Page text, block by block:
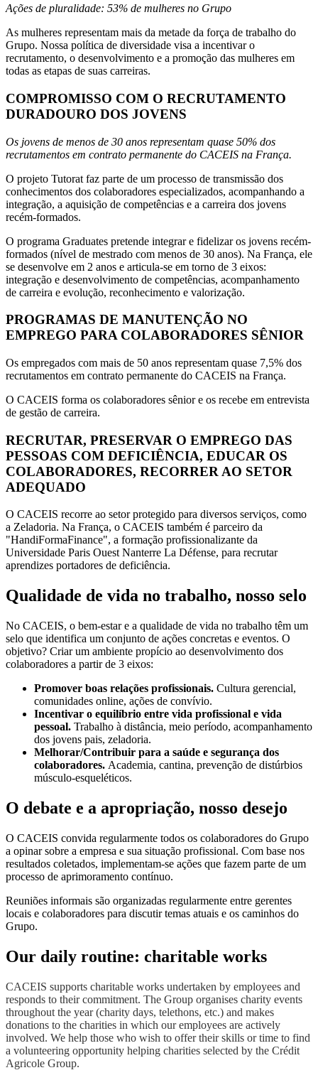
Ações de pluralidade: 53% de mulheres no Grupo
As mulheres representam mais da metade da força de trabalho do
Grupo. Nossa política de diversidade visa a incentivar o
recrutamento, o desenvolvimento e a promoção das mulheres em
todas as etapas de suas carreiras.
COMPROMISSO COM O RECRUTAMENTO
DURADOURO DOS JOVENS
Os jovens de menos de 30 anos representam quase 50% dos
recrutamentos em contrato permanente do CACEIS na França.
O projeto Tutorat faz parte de um processo de transmissão dos
conhecimentos dos colaboradores especializados, acompanhando a
integração, a aquisição de competências e a carreira dos jovens
recém-formados.
O programa Graduates pretende integrar e fidelizar os jovens recém-
formados (nível de mestrado com menos de 30 anos). Na França, ele
se desenvolve em 2 anos e articula-se em torno de 3 eixos:
integração e desenvolvimento de competências, acompanhamento
de carreira e evolução, reconhecimento e valorização.
PROGRAMAS DE MANUTENÇÃO NO
EMPREGO PARA COLABORADORES SÊNIOR
Os empregados com mais de 50 anos representam quase 7,5% dos
recrutamentos em contrato permanente do CACEIS na França.
O CACEIS forma os colaboradores sênior e os recebe em entrevista
de gestão de carreira.
RECRUTAR, PRESERVAR O EMPREGO DAS
PESSOAS COM DEFICIÊNCIA, EDUCAR OS
COLABORADORES, RECORRER AO SETOR
ADEQUADO
O CACEIS recorre ao setor protegido para diversos serviços, como
a Zeladoria. Na França, o CACEIS também é parceiro da
"HandiFormaFinance", a formação profissionalizante da
Universidade Paris Ouest Nanterre La Défense, para recrutar
aprendizes portadores de deficiência.
Qualidade de vida no trabalho, nosso selo
No CACEIS, o bem-estar e a qualidade de vida no trabalho têm um
selo que identifica um conjunto de ações concretas e eventos. O
objetivo? Criar um ambiente propício ao desenvolvimento dos
colaboradores a partir de 3 eixos:
Promover boas relações profissionais. Cultura gerencial,
comunidades online, ações de convívio.
Incentivar o equilíbrio entre vida profissional e vida
pessoal. Trabalho à distância, meio período, acompanhamento
dos jovens pais, zeladoria.
Melhorar/Contribuir para a saúde e segurança dos
colaboradores. Academia, cantina, prevenção de distúrbios
músculo-esqueléticos.
O debate e a apropriação, nosso desejo
O CACEIS convida regularmente todos os colaboradores do Grupo
a opinar sobre a empresa e sua situação profissional. Com base nos
resultados coletados, implementam-se ações que fazem parte de um
processo de aprimoramento contínuo.
Reuniões informais são organizadas regularmente entre gerentes
locais e colaboradores para discutir temas atuais e os caminhos do
Grupo.
Our daily routine: charitable works
CACEIS supports charitable works undertaken by employees and
responds to their commitment. The Group organises charity events
throughout the year (charity days, telethons, etc.) and makes
donations to the charities in which our employees are actively
involved. We help those who wish to offer their skills or time to find
a volunteering opportunity helping charities selected by the Crédit
Agricole Group.